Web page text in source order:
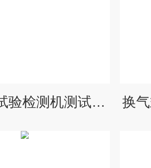
换气老化试验检测机测试设备 换